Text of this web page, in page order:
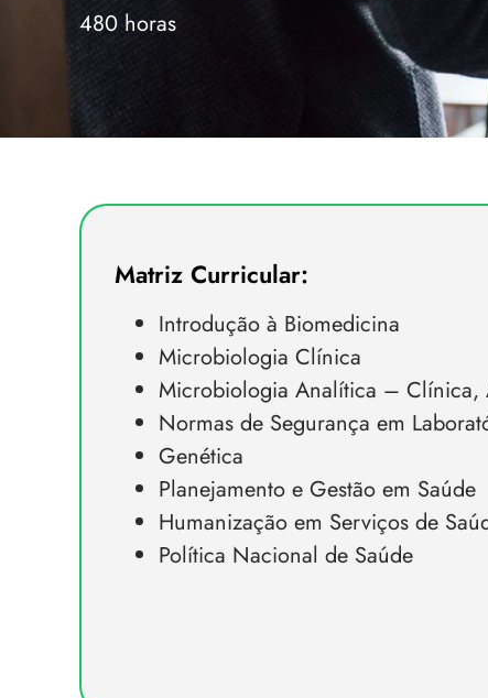
480 horas
Matriz Curricular:
Introdução à Biomedicina
Microbiologia Clínica
Microbiologia Analítica – Clínica,
Normas de Segurança em
Genética
Planejamento e Gestão em Saúde
Humanização em Serviços de
Política Nacional de Saúde